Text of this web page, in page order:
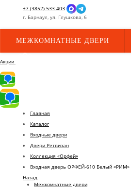
+7 (3852) 533-403
г. Барнаул, ул. Глушкова, 6
МЕЖКОМНАТНЫЕ ДВЕРИ
Акции
Главная
Каталог
Входные двери
Двери Ретвизан
Коллекция «Орфей»
Входная дверь ОРФЕЙ-610 Белый «РИМ»
Назад
Межкомнатные двери